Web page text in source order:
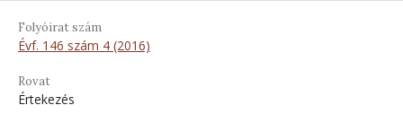
Folyóirat szám
Évf. 146 szám 4 (2016)
Rovat
Értekezés